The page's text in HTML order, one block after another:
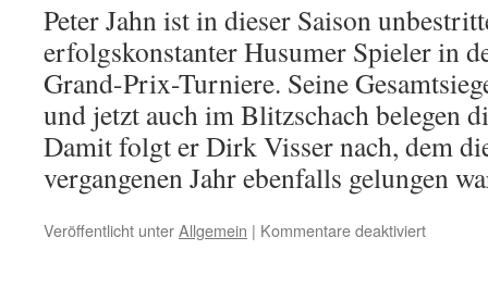
Peter Jahn ist in dieser Saison
erfolgskonstanter Husumer Spieler in
Grand-Prix-Turniere. Seine
und jetzt auch im Blitzschach belegen
Damit folgt er Dirk Visser nach, dem
vergangenen Jahr ebenfalls gelungen
Veröffentlicht unterAllgemein | Kommentare deaktiviertfür